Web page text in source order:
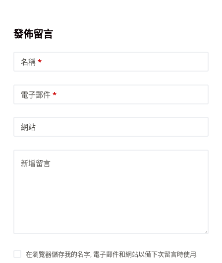
發佈留言
名稱*
電子郵件*
網站
新增留言
在瀏覽器儲存我的名字, 電子郵件和網站以備下次留言時使用.